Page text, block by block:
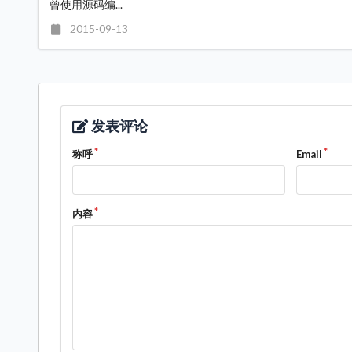
曾使用源码编...
2015-09-13
发表评论
称呼 Email
内容